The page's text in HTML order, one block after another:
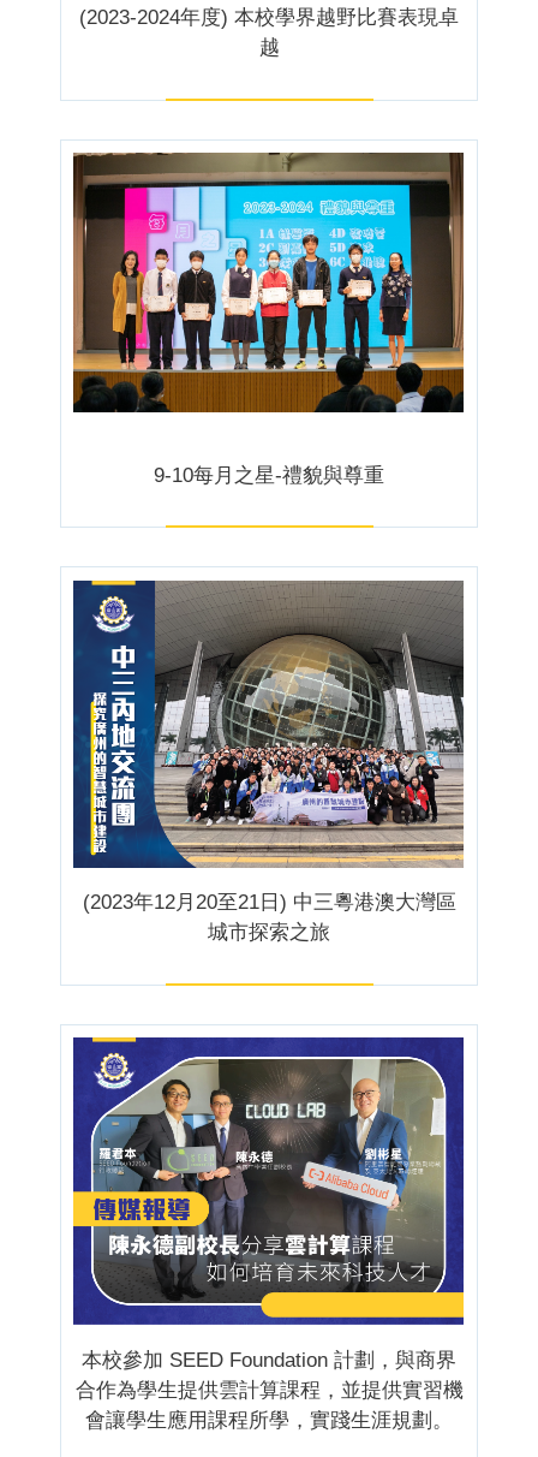
(2023-2024年度) 本校學界越野比賽表現卓
越
9-10每月之星-禮貌與尊重
(2023年12月20至21日) 中三粵港澳大灣區
城市探索之旅
本校參加 SEED Foundation 計劃，與商界
合作為學生提供雲計算課程，並提供實習機
會讓學生應用課程所學，實踐生涯規劃。